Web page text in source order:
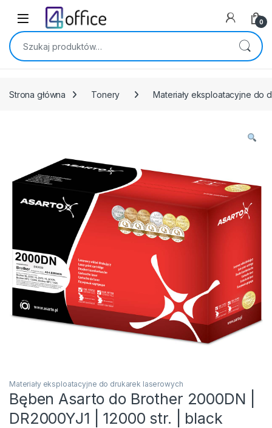
Skip to navigation
Skip to content
0
Szukaj:
Strona główna Tonery Materiały eksploatacyjne do
Materiały eksploatacyjne do drukarek laserowych
Bęben Asarto do Brother 2000DN |
DR2000YJ1 | 12000 str. | black